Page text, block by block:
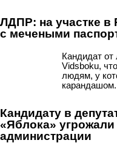
ЛДПР: на участке в
с мечеными
Кандидат
Vidsboku,
людям, у
карандашом.
Кандидату в
«Яблока»
администрации